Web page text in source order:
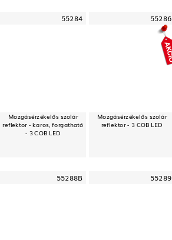
55284
Mozgásérzékelős szolár
reflektor - karos, forgatható
- 3 COB LED
55286
Mozgásérzékelős szolár
reflektor - 3 COB LED
55288B 55289